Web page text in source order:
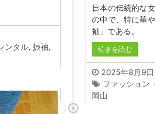
ンタル, 振袖,
日本の伝統的な
の中で、特に華
袖」である。
続きを読む
2025年8月9日
ファッション
岡山